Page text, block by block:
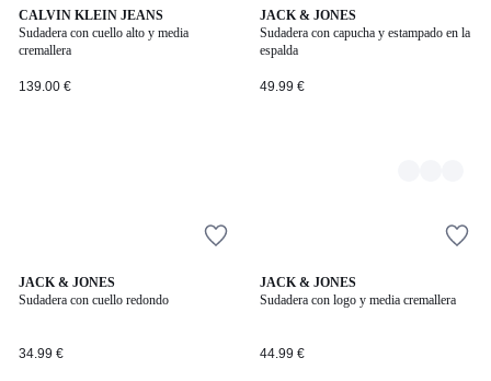
CALVIN KLEIN JEANS
Sudadera con cuello alto y media
cremallera
139.00 €
JACK & JONES
Sudadera con capucha y estampado en la
espalda
49.99 €
2
Colores
JACK & JONES
Sudadera con cuello redondo
34.99 €
5
/
3
Colores
JACK & JONES
Sudadera con logo y media cremallera
44.99 €
5
/
2
Colores